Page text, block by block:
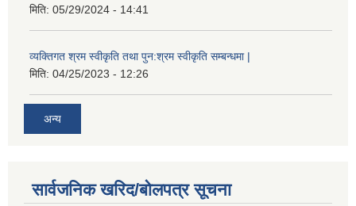
मिति: 05/29/2024 - 14:41
व्यक्तिगत श्रम स्वीकृति तथा पुन:श्रम स्वीकृति सम्बन्धमा |
मिति: 04/25/2023 - 12:26
अन्य
सार्वजनिक खरिद/बोलपत्र सूचना